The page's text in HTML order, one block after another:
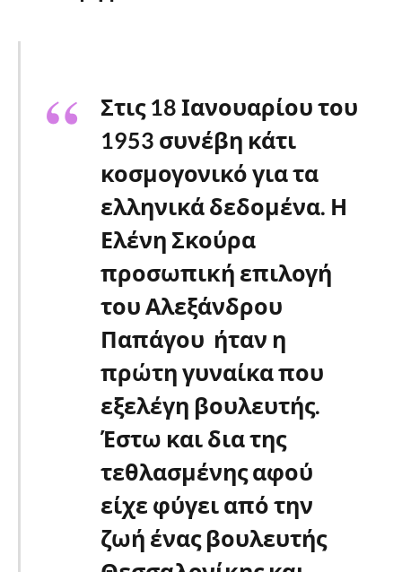
Στις 18 Ιανουαρίου του
1953 συνέβη κάτι
κοσμογονικό για τα
ελληνικά δεδομένα. Η
Ελένη Σκούρα
προσωπική επιλογή
του Αλεξάνδρου
Παπάγου ήταν η
πρώτη γυναίκα που
εξελέγη βουλευτής.
Έστω και δια της
τεθλασμένης αφού
είχε φύγει από την
ζωή ένας βουλευτής